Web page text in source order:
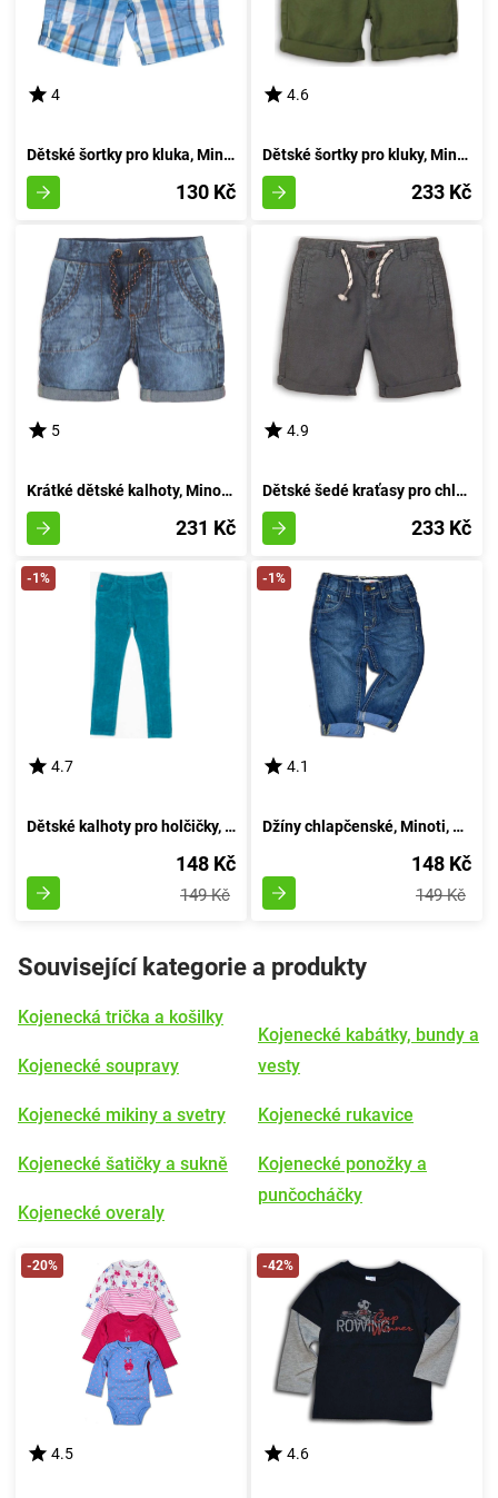
4
Dětské šortky pro kluka, Minoti, pug 5, velikost 92/98 | 2-3 roky
130 Kč
4.6
Dětské šortky pro kluky, Minoti, Springs 5, odstín zelený - velikost 92/98 | pro věk 2-3 let
233 Kč
5
Krátké dětské kalhoty, Minoti, Springs 10, modré - velikost 68/80 | 6-12 měsíců
231 Kč
4.9
Dětské šedé kraťasy pro chlapce od značky Minoti, velikost 80/86 | 12-18 měsíců
233 Kč
-1%
4.7
Dětské kalhoty pro holčičky, Minoti, MAGIC 11, azurová - velikost 92/98 | pro věk 2-3 let
148 Kč
149 Kč
-1%
4.1
Džíny chlapčenské, Minoti, FLAG 6, modré - velikost 92/98 | pro věk 2-3 let
148 Kč
149 Kč
Související kategorie a produkty
Kojenecká trička a košilky
Kojenecké soupravy
Kojenecké mikiny a svetry
Kojenecké šatičky a sukně
Kojenecké overaly
Kojenecké kabátky, bundy a
vesty
Kojenecké rukavice
Kojenecké ponožky a
punčocháčky
-20%
4.5
-42%
4.6